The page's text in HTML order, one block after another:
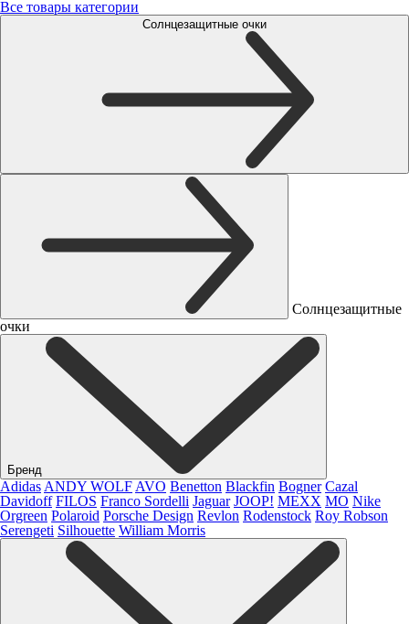
Все товары категории
Солнцезащитные очки
Солнцезащитные
очки
Бренд
Adidas ANDY WOLF AVO Benetton Blackfin Bogner Cazal
Davidoff FILOS Franco Sordelli Jaguar JOOP! MEXX MO Nike
Orgreen Polaroid Porsche Design Revlon Rodenstock Roy Robson
Serengeti Silhouette William Morris